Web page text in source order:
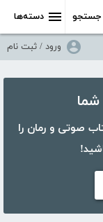
دسته‌ها جستجو
ورود / ثبت نام
بیش از ۵۰،۰۰۰ کتاب، کتاب صوتی و رمان را